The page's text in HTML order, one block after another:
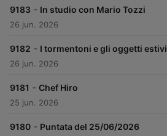
9183 - In studio con Mario Tozzi
26 jun. 2026
9182 - I tormentoni e gli oggetti estivi
26 jun. 2026
9181 - Chef Hiro
25 jun. 2026
9180 - Puntata del 25/06/2026